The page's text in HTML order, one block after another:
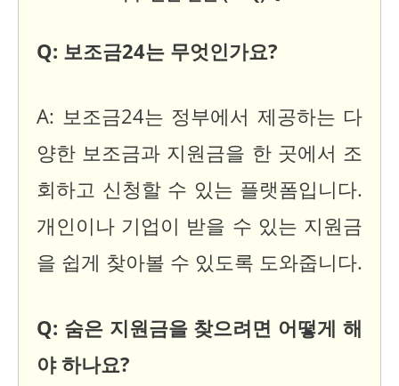
Q: 보조금24는 무엇인가요?
A: 보조금24는 정부에서 제공하는 다
양한 보조금과 지원금을 한 곳에서 조
회하고 신청할 수 있는 플랫폼입니다.
개인이나 기업이 받을 수 있는 지원금
을 쉽게 찾아볼 수 있도록 도와줍니다.
Q: 숨은 지원금을 찾으려면 어떻게 해
야 하나요?